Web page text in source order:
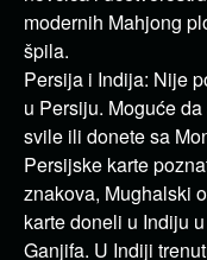
modernih Mahjong
špila.
Persija i Indija: Nije
u Persiju. Moguće
svile ili donete sa
Persijske karte
znakova, Mughalski
karte doneli u Indiju
Ganjifa. U Indiji